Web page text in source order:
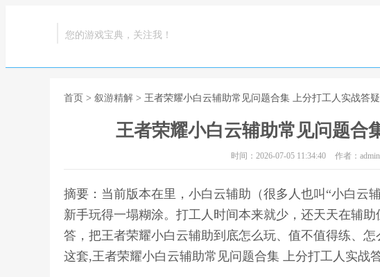
您的游戏宝典，关注我！
首页 > 叙游精解 > 王者荣耀小白云辅助常见问题合集 上分打工人实战答疑
王者荣耀小白云辅助常见问题合
时间：2026-07-05 11:34:40 作者：admin
摘要：当前版本在里，小白云辅助（很多人也叫“小白云
新手玩得一塌糊涂。打工人时间本来就少，还天天在辅
答，把王者荣耀小白云辅助到底怎么玩、值不值得练、
这套,王者荣耀小白云辅助常见问题合集 上分打工人实战